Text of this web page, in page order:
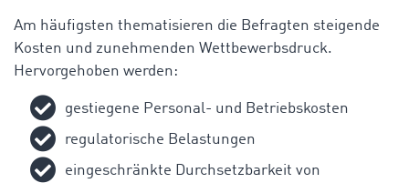
Am häufigsten thematisieren die Befragten steigende
Kosten und zunehmenden Wettbewerbsdruck.
Hervorgehoben werden:
gestiegene Personal- und Betriebskosten
regulatorische Belastungen
eingeschränkte Durchsetzbarkeit von